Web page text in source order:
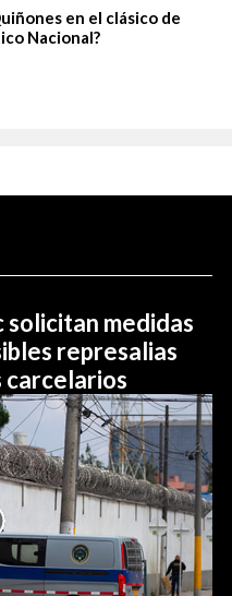
en el clásico de
Nacional?
solicitan medidas
represalias
carcelarios